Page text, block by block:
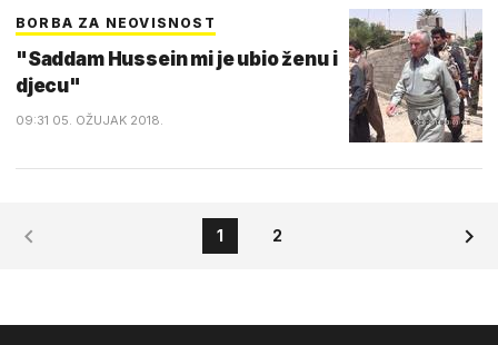
BORBA ZA NEOVISNOST
"Saddam Hussein mi je ubio ženu i
djecu"
09:31 05. OŽUJAK 2018.
1 2